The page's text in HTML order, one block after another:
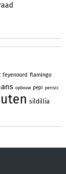
feyenoord flamingo
opbouw pepi perisic
sildillia